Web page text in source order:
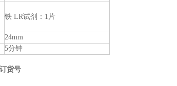
铁 LR试剂：1片
24mm
5分钟
货号